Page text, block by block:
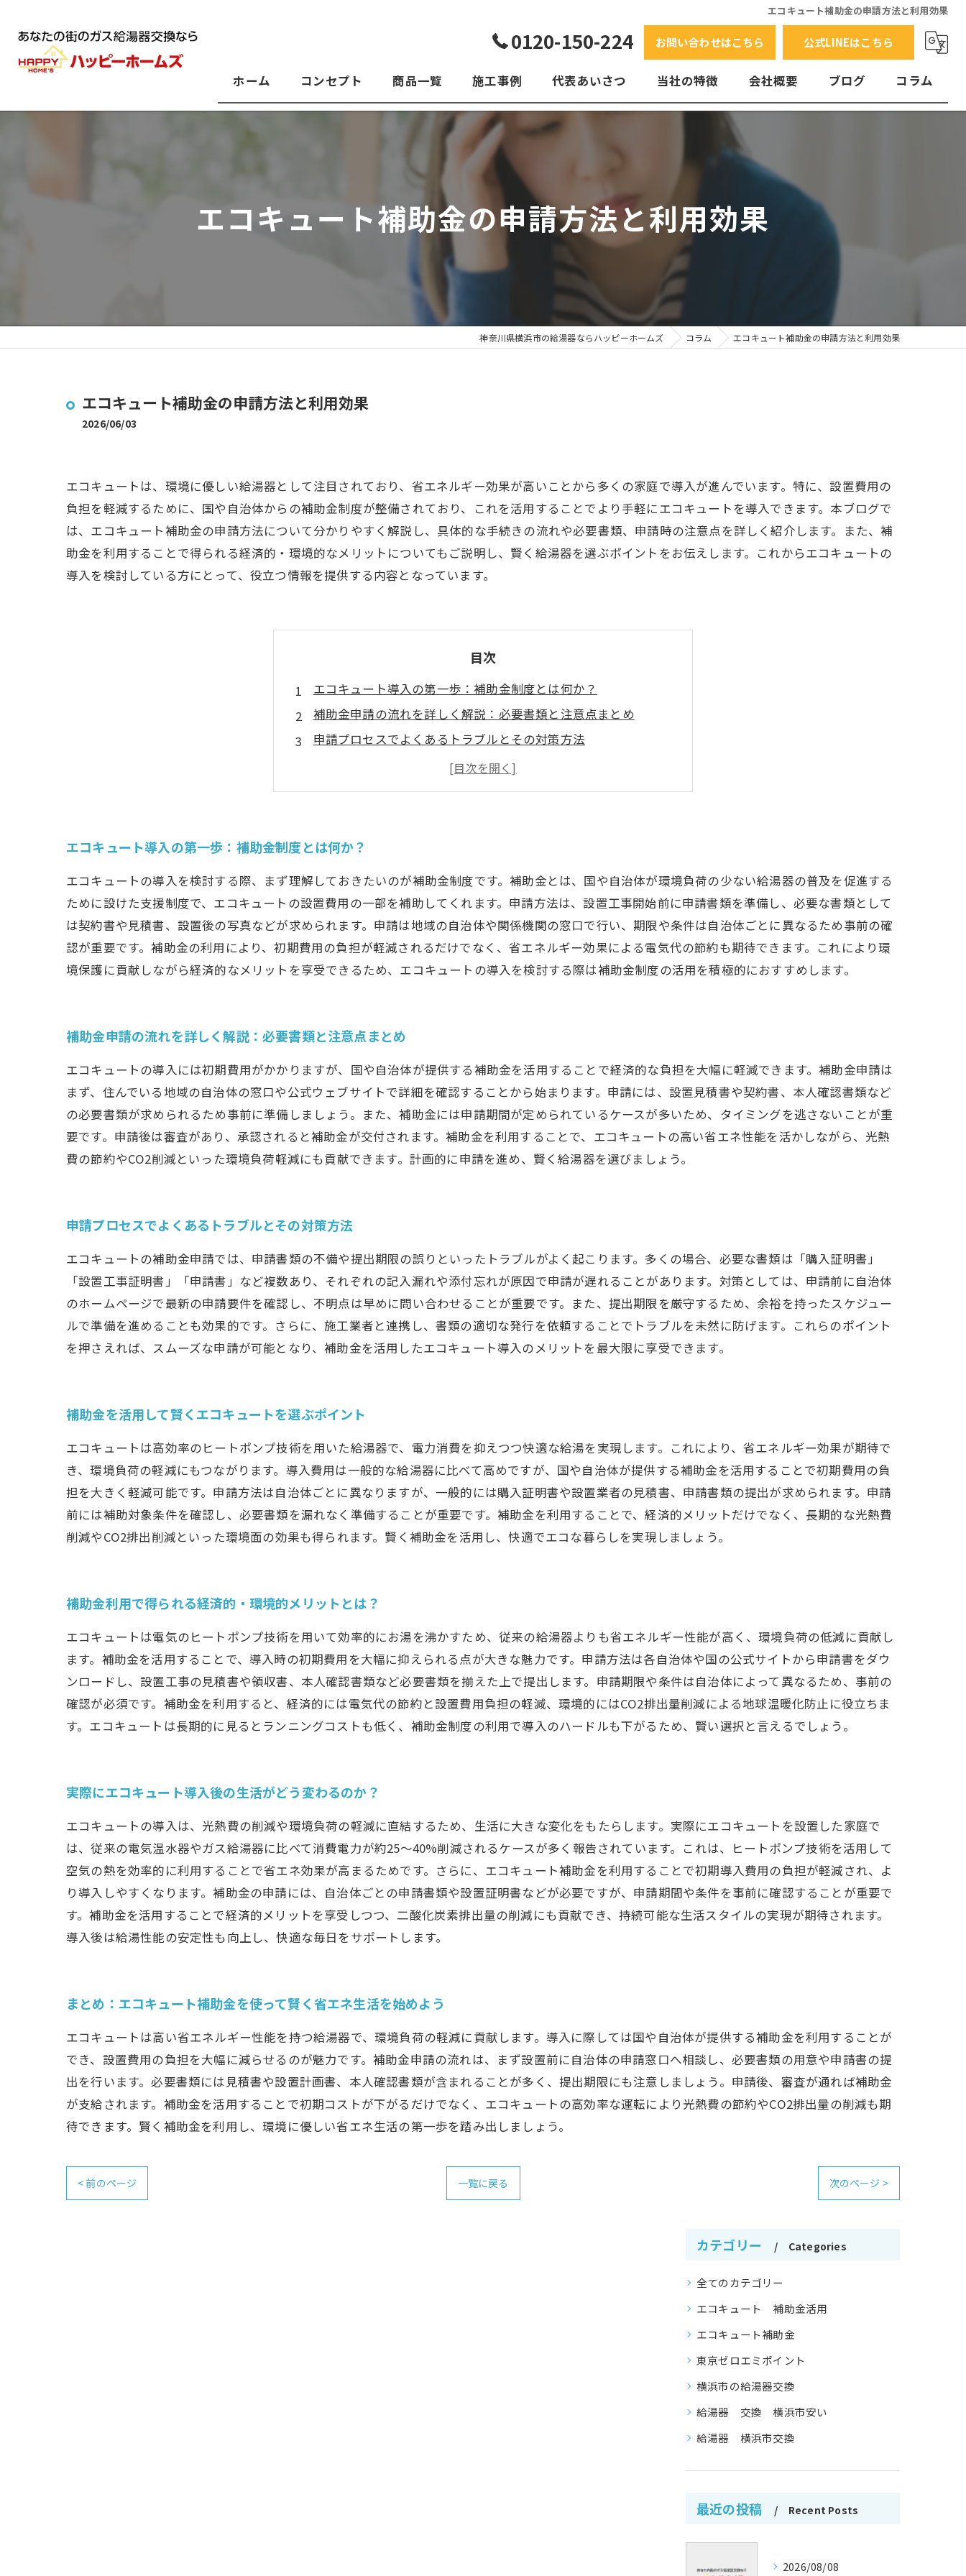
エコキュート補助金の申請方法と利用効果
0120-150-224 お問い合わせはこちら 公式LINEはこちら
ホーム コンセプト 商品一覧
よくある質問
施工事例 代表あいさつ 当社の特徴
故障
会社概要 ブログ コラム
エコキュート補助金の申請方法と利用効果
神奈川県横浜市の給湯器ならハッピーホームズ コラム エコキュート補助金の申請方法と利用効果
エコキュート補助金の申請方法と利用効果
2026/06/03
エコキュートは、環境に優しい給湯器として注目されており、省エネルギー効果が高いことから多くの家庭で導入が進んでいます。特に、設置費用の
負担を軽減するために、国や自治体からの補助金制度が整備されており、これを活用することでより手軽にエコキュートを導入できます。本ブログで
は、エコキュート補助金の申請方法について分かりやすく解説し、具体的な手続きの流れや必要書類、申請時の注意点を詳しく紹介します。また、補
助金を利用することで得られる経済的・環境的なメリットについてもご説明し、賢く給湯器を選ぶポイントをお伝えします。これからエコキュートの
導入を検討している方にとって、役立つ情報を提供する内容となっています。
目次
エコキュート導入の第一歩：補助金制度とは何か？
補助金申請の流れを詳しく解説：必要書類と注意点まとめ
申請プロセスでよくあるトラブルとその対策方法
補助金を活用して賢くエコキュートを選ぶポイント
補助金利用で得られる経済的・環境的メリットとは？
まとめ：エコキュート補助金を使って賢く省エネ生活を始めよう
エコキュート導入の第一歩：補助金制度とは何か？
エコキュートの導入を検討する際、まず理解しておきたいのが補助金制度です。補助金とは、国や自治体が環境負荷の少ない給湯器の普及を促進する
ために設けた支援制度で、エコキュートの設置費用の一部を補助してくれます。申請方法は、設置工事開始前に申請書類を準備し、必要な書類として
は契約書や見積書、設置後の写真などが求められます。申請は地域の自治体や関係機関の窓口で行い、期限や条件は自治体ごとに異なるため事前の確
認が重要です。補助金の利用により、初期費用の負担が軽減されるだけでなく、省エネルギー効果による電気代の節約も期待できます。これにより環
境保護に貢献しながら経済的なメリットを享受できるため、エコキュートの導入を検討する際は補助金制度の活用を積極的におすすめします。
補助金申請の流れを詳しく解説：必要書類と注意点まとめ
エコキュートの導入には初期費用がかかりますが、国や自治体が提供する補助金を活用することで経済的な負担を大幅に軽減できます。補助金申請は
まず、住んでいる地域の自治体の窓口や公式ウェブサイトで詳細を確認することから始まります。申請には、設置見積書や契約書、本人確認書類など
の必要書類が求められるため事前に準備しましょう。また、補助金には申請期間が定められているケースが多いため、タイミングを逃さないことが重
要です。申請後は審査があり、承認されると補助金が交付されます。補助金を利用することで、エコキュートの高い省エネ性能を活かしながら、光熱
費の節約やCO2削減といった環境負荷軽減にも貢献できます。計画的に申請を進め、賢く給湯器を選びましょう。
申請プロセスでよくあるトラブルとその対策方法
エコキュートの補助金申請では、申請書類の不備や提出期限の誤りといったトラブルがよく起こります。多くの場合、必要な書類は「購入証明書」
「設置工事証明書」「申請書」など複数あり、それぞれの記入漏れや添付忘れが原因で申請が遅れることがあります。対策としては、申請前に自治体
のホームページで最新の申請要件を確認し、不明点は早めに問い合わせることが重要です。また、提出期限を厳守するため、余裕を持ったスケジュー
ルで準備を進めることも効果的です。さらに、施工業者と連携し、書類の適切な発行を依頼することでトラブルを未然に防げます。これらのポイント
を押さえれば、スムーズな申請が可能となり、補助金を活用したエコキュート導入のメリットを最大限に享受できます。
補助金を活用して賢くエコキュートを選ぶポイント
エコキュートは高効率のヒートポンプ技術を用いた給湯器で、電力消費を抑えつつ快適な給湯を実現します。これにより、省エネルギー効果が期待で
き、環境負荷の軽減にもつながります。導入費用は一般的な給湯器に比べて高めですが、国や自治体が提供する補助金を活用することで初期費用の負
担を大きく軽減可能です。申請方法は自治体ごとに異なりますが、一般的には購入証明書や設置業者の見積書、申請書類の提出が求められます。申請
前には補助対象条件を確認し、必要書類を漏れなく準備することが重要です。補助金を利用することで、経済的メリットだけでなく、長期的な光熱費
削減やCO2排出削減といった環境面の効果も得られます。賢く補助金を活用し、快適でエコな暮らしを実現しましょう。
補助金利用で得られる経済的・環境的メリットとは？
エコキュートは電気のヒートポンプ技術を用いて効率的にお湯を沸かすため、従来の給湯器よりも省エネルギー性能が高く、環境負荷の低減に貢献し
ます。補助金を活用することで、導入時の初期費用を大幅に抑えられる点が大きな魅力です。申請方法は各自治体や国の公式サイトから申請書をダウ
ンロードし、設置工事の見積書や領収書、本人確認書類など必要書類を揃えた上で提出します。申請期限や条件は自治体によって異なるため、事前の
確認が必須です。補助金を利用すると、経済的には電気代の節約と設置費用負担の軽減、環境的にはCO2排出量削減による地球温暖化防止に役立ちま
す。エコキュートは長期的に見るとランニングコストも低く、補助金制度の利用で導入のハードルも下がるため、賢い選択と言えるでしょう。
実際にエコキュート導入後の生活がどう変わるのか？
エコキュートの導入は、光熱費の削減や環境負荷の軽減に直結するため、生活に大きな変化をもたらします。実際にエコキュートを設置した家庭で
は、従来の電気温水器やガス給湯器に比べて消費電力が約25〜40%削減されるケースが多く報告されています。これは、ヒートポンプ技術を活用して
空気の熱を効率的に利用することで省エネ効果が高まるためです。さらに、エコキュート補助金を利用することで初期導入費用の負担が軽減され、よ
り導入しやすくなります。補助金の申請には、自治体ごとの申請書類や設置証明書などが必要ですが、申請期間や条件を事前に確認することが重要で
す。補助金を活用することで経済的メリットを享受しつつ、二酸化炭素排出量の削減にも貢献でき、持続可能な生活スタイルの実現が期待されます。
導入後は給湯性能の安定性も向上し、快適な毎日をサポートします。
まとめ：エコキュート補助金を使って賢く省エネ生活を始めよう
エコキュートは高い省エネルギー性能を持つ給湯器で、環境負荷の軽減に貢献します。導入に際しては国や自治体が提供する補助金を利用することが
でき、設置費用の負担を大幅に減らせるのが魅力です。補助金申請の流れは、まず設置前に自治体の申請窓口へ相談し、必要書類の用意や申請書の提
出を行います。必要書類には見積書や設置計画書、本人確認書類が含まれることが多く、提出期限にも注意しましょう。申請後、審査が通れば補助金
が支給されます。補助金を活用することで初期コストが下がるだけでなく、エコキュートの高効率な運転により光熱費の節約やCO2排出量の削減も期
待できます。賢く補助金を利用し、環境に優しい省エネ生活の第一歩を踏み出しましょう。
< 前のページ 一覧に戻る 次のページ >
カテゴリー Categories
全てのカテゴリー
エコキュート 補助金活用
エコキュート補助金
東京ゼロエミポイント
横浜市の給湯器交換
給湯器 交換 横浜市安い
給湯器 横浜市交換
最近の投稿 Recent Posts
2026/08/08